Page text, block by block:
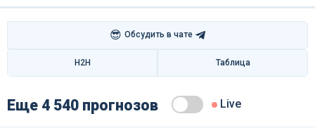
😎 Обсудить в чате
H2H Таблица
Еще 4 540 прогнозов Live